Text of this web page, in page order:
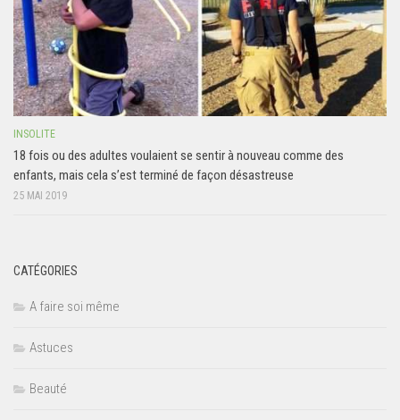
INSOLITE
18 fois ou des adultes voulaient se sentir à nouveau comme des
enfants, mais cela s’est terminé de façon désastreuse
25 MAI 2019
CATÉGORIES
A faire soi même
Astuces
Beauté